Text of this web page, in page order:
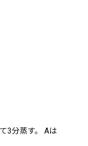
3分蒸す。 Aは